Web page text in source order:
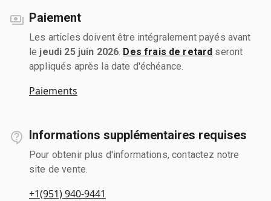
Paiement
Les articles doivent être intégralement payés avant
le jeudi 25 juin 2026 Des frais de retard seront
appliqués après la date d'échéance.
Paiements
Informations supplémentaires requises
Pour obtenir plus d'informations, contactez notre
site de vente.
+1(951) 940-9441